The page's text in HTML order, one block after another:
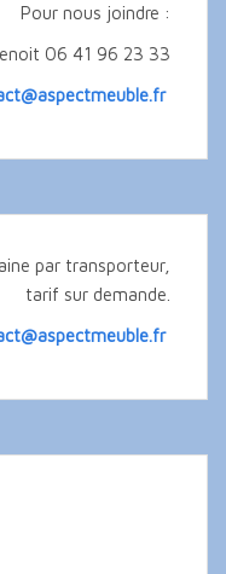
Pour nous joindre :
06 41 96 23 33
par transporteur,
tarif sur demande.